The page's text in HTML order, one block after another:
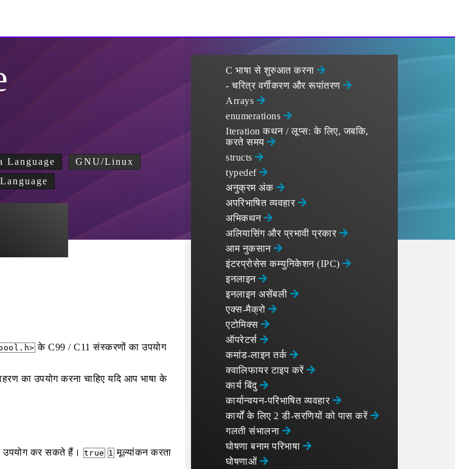
Language
GNU/Linux
के C99 / C11 संस्करणों का उपयोग
का उपयोग करना चाहिए यदि आप भाषा के
उपयोग कर सकते हैं। true 1 मूल्यांकन करता
C भाषा से शुरुआत करना
- चरित्र वर्गीकरण और रूपांतरण
Arrays
enumerations
Iteration कथन / लूप्स: के लिए, जबकि,
करते समय
structs
typedef
अनुक्रम अंक
अपरिभाषित व्यवहार
अभिकथन
अलियासिंग और प्रभावी प्रकार
आम नुकसान
इंटरप्रोसेस कम्युनिकेशन (IPC)
इनलाइन
इनलाइन असेंबली
एक्स-मैक्रो
एटोमिक्स
ऑपरेटर्स
कमांड-लाइन तर्क
क्वालिफायर टाइप करें
कार्य बिंदु
कार्यान्वयन-परिभाषित व्यवहार
कार्यों के लिए 2 डी-सरणियों को पास करें
गलती संभालना
घोषणा बनाम परिभाषा
घोषणाओं